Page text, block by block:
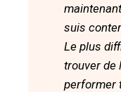
suis
Le plus
trouver de
performer